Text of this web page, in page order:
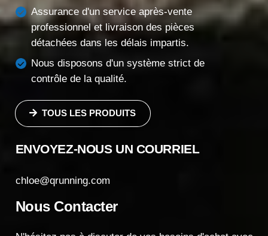
Assurance d'un service après-vente
professionnel et livraison des pièces
détachées dans les délais impartis.
Nous disposons d'un système strict de
contrôle de la qualité.
TOUS LES PRODUITS
ENVOYEZ-NOUS UN COURRIEL
chloe@qrunning.com
Nous Contacter